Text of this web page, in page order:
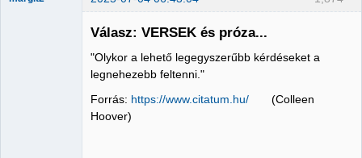
Válasz: VERSEK és próza...
"Olykor a lehető legegyszerűbb kérdéseket a
legnehezebb feltenni."
Forrás: https://www.citatum.hu/ (Colleen
Hoover)